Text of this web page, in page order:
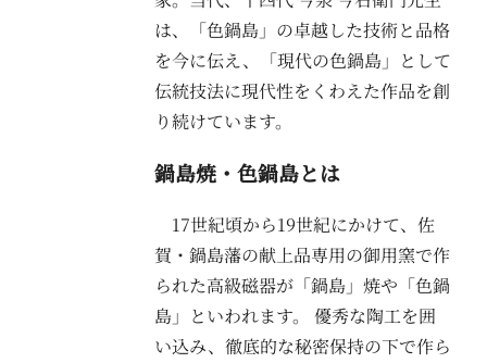
は、「色鍋島」の卓越した技術と品格
を今に伝え、「現代の色鍋島」として
伝統技法に現代性をくわえた作品を創
り続けています。
鍋島焼・色鍋島とは
17世紀頃から19世紀にかけて、佐
賀・鍋島藩の献上品専用の御用窯で作
られた高級磁器が「鍋島」焼や「色鍋
島」といわれます。 優秀な陶工を囲
い込み、徹底的な秘密保持の下で作ら